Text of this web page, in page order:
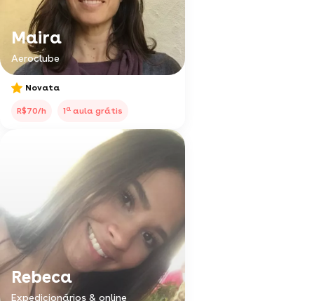
Maira
Aeroclube
Novata
R$70/h 1a aula grátis
Rebeca
Expedicionários & online